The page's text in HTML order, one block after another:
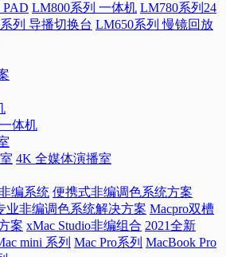
LM800系列 一体机 LM780系列24
列 导播切换台 LM650系列 慢镜回放
体机
4K 全媒体演播室
编系统 便携式非编调色系统方案
业非编调色系统解决方案 Macpro双槽
案 xMac Studio非编组合 2021全新
mini 系列 Mac Pro系列 MacBook Pro